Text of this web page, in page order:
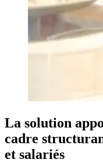
La solution
cadre
et salariés